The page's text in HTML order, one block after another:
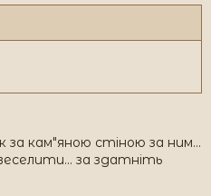
за кам"яною стіною за ним...
за здатніть